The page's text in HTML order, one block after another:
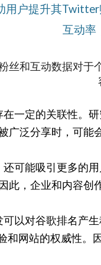
用户提升其
互动率
丝和互动数据对
一定的关联性。
广泛分享时，可能
可能吸引更多的
此，企业和内容创
以对谷歌排名产
和网站的权威性。